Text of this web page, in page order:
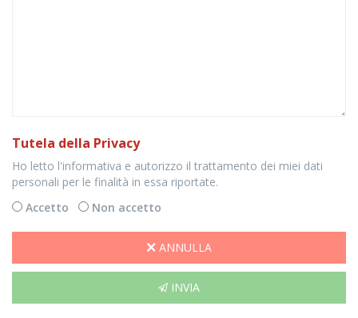
Tutela della Privacy
Ho letto l'informativa e autorizzo il trattamento dei miei dati
personali per le finalità in essa riportate.
Accetto
Non accetto
ANNULLA
INVIA